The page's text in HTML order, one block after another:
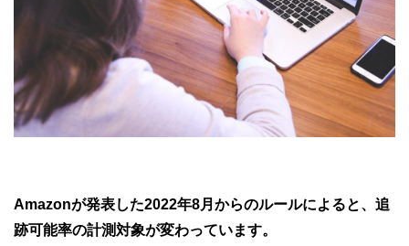
Amazonが発表した2022年8月からのルールによると、追
跡可能率の計測対象が変わっています。